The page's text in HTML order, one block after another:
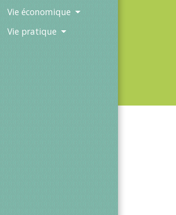
Vie économique
Vie pratique